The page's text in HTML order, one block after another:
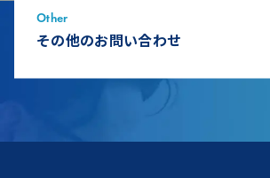
Other
その他のお問い合わせ